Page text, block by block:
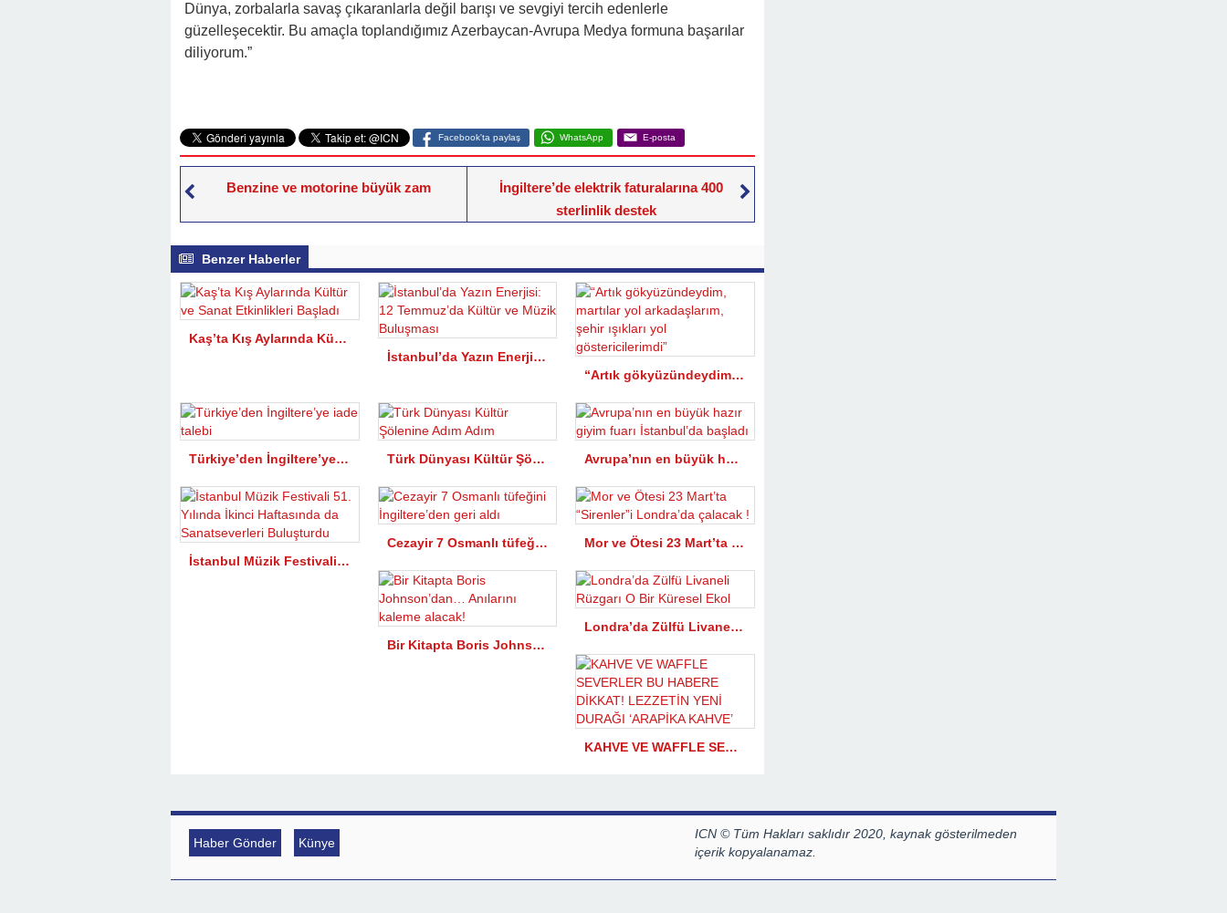
Dünya, zorbalarla savaş çıkaranlarla değil barışı ve sevgiyi tercih edenlerle
güzelleşecektir. Bu amaçla toplandığımız Azerbaycan-Avrupa Medya formuna başarılar
diliyorum.”
Facebook'ta paylaş WhatsApp E-posta
Benzine ve motorine büyük zam
İngiltere’de elektrik faturalarına 400
sterlinlik destek
Benzer Haberler
Kaş’ta Kış Aylarında Kültür ve Sanat Etkinlikleri Başladı
İstanbul’da Yazın Enerjisi: 12 Temmuz’da Kültür ve Müzik Buluşması
“Artık gökyüzündeydim, martılar yol arkadaşlarım, şehir ışıkları yol göstericilerimdi”
Türkiye’den İngiltere’ye iade talebi Türk Dünyası Kültür Şölenine Adım Adım Avrupa’nın en büyük hazır giyim fuarı İstanbul’da başladı
İstanbul Müzik Festivali 51. Yılında İkinci Haftasında da Sanatseverleri Buluşturdu
Cezayir 7 Osmanlı tüfeğini İngiltere’den geri aldı Mor ve Ötesi 23 Mart’ta “Sirenler”i Londra’da çalacak !
Bir Kitapta Boris Johnson’dan… Anılarını kaleme alacak!
Londra’da Zülfü Livaneli Rüzgarı O Bir Küresel Ekol
KAHVE VE WAFFLE SEVERLER BU HABERE DİKKAT! LEZZETİN YENİ DURAĞI ‘ARAPİKA KAHVE’
Haber Gönder Künye
ICN © Tüm Hakları saklıdır 2020, kaynak gösterilmeden
içerik kopyalanamaz.